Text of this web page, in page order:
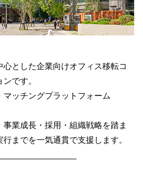
とした企業向けオフィス移転コ
です。
ッチングプラットフォーム
業成長・採用・組織戦略を踏ま
までを一気通貫で支援します。